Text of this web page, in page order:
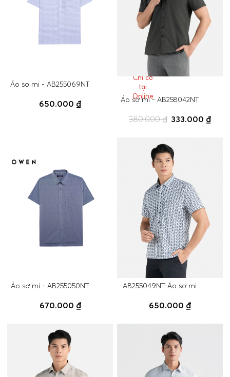
Áo sơ mi - AB255069NT
650.000 ₫
Chỉ có
tại
Online
Áo sơ mi - AB258042NT
333.000 ₫
380.000 ₫
Áo sơ mi - AB255050NT
670.000 ₫
AB255049NT-Áo sơ mi
650.000 ₫